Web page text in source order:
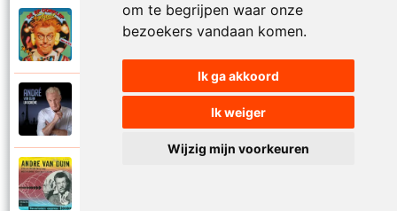
om te begrijpen waar onze
bezoekers vandaan komen.
Ik ga akkoord
Ik weiger
Wijzig mijn voorkeuren
Andre Van Duin en Frans Van Dusschoten
Andre Van Duin